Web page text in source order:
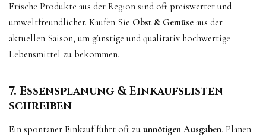
Frische Produkte aus der Region sind oft preiswerter und
umweltfreundlicher. Kaufen Sie Obst & Gemüse aus der
aktuellen Saison, um günstige und qualitativ hochwertige
Lebensmittel zu bekommen.
7. Essensplanung & Einkaufslisten
schreiben
Ein spontaner Einkauf führt oft zu unnötigen Ausgaben. Planen